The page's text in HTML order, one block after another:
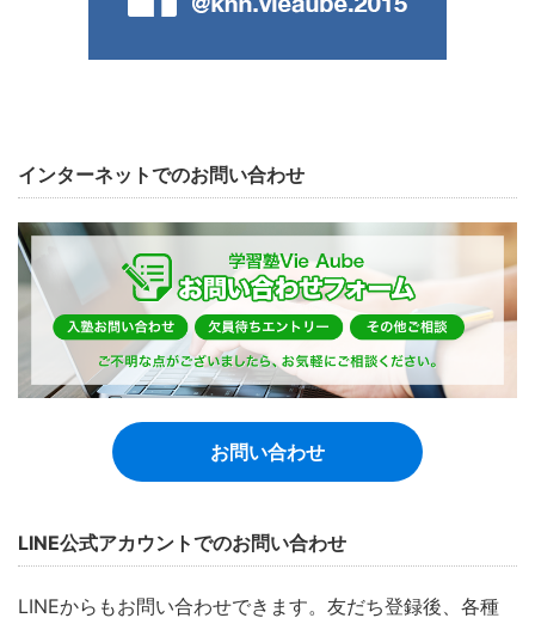
インターネットでのお問い合わせ
お問い合わせ
LINE公式アカウントでのお問い合わせ
LINEからもお問い合わせできます。友だち登録後、各種